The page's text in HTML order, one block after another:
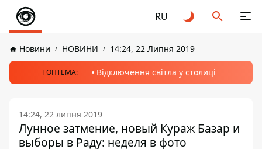
RU
Новини НОВИНИ 14:24, 22 Липня 2019
ТОПТЕМА: Відключення світла у столиці
14:24, 22 липня 2019
Лунное затмение, новый Кураж Базар и
выборы в Раду: неделя в фото